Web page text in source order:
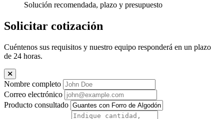
Solución recomendada, plazo y presupuesto
Solicitar cotización
Cuéntenos sus requisitos y nuestro equipo responderá en un plazo
de 24 horas.
Nombre completo
Correo electrónico
Producto consultado